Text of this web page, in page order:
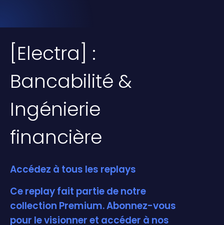
[Electra] :
Bancabilité &
Ingénierie
financière
Accédez à tous les replays
Ce replay fait partie de notre
collection Premium. Abonnez-vous
pour le visionner et accéder à nos